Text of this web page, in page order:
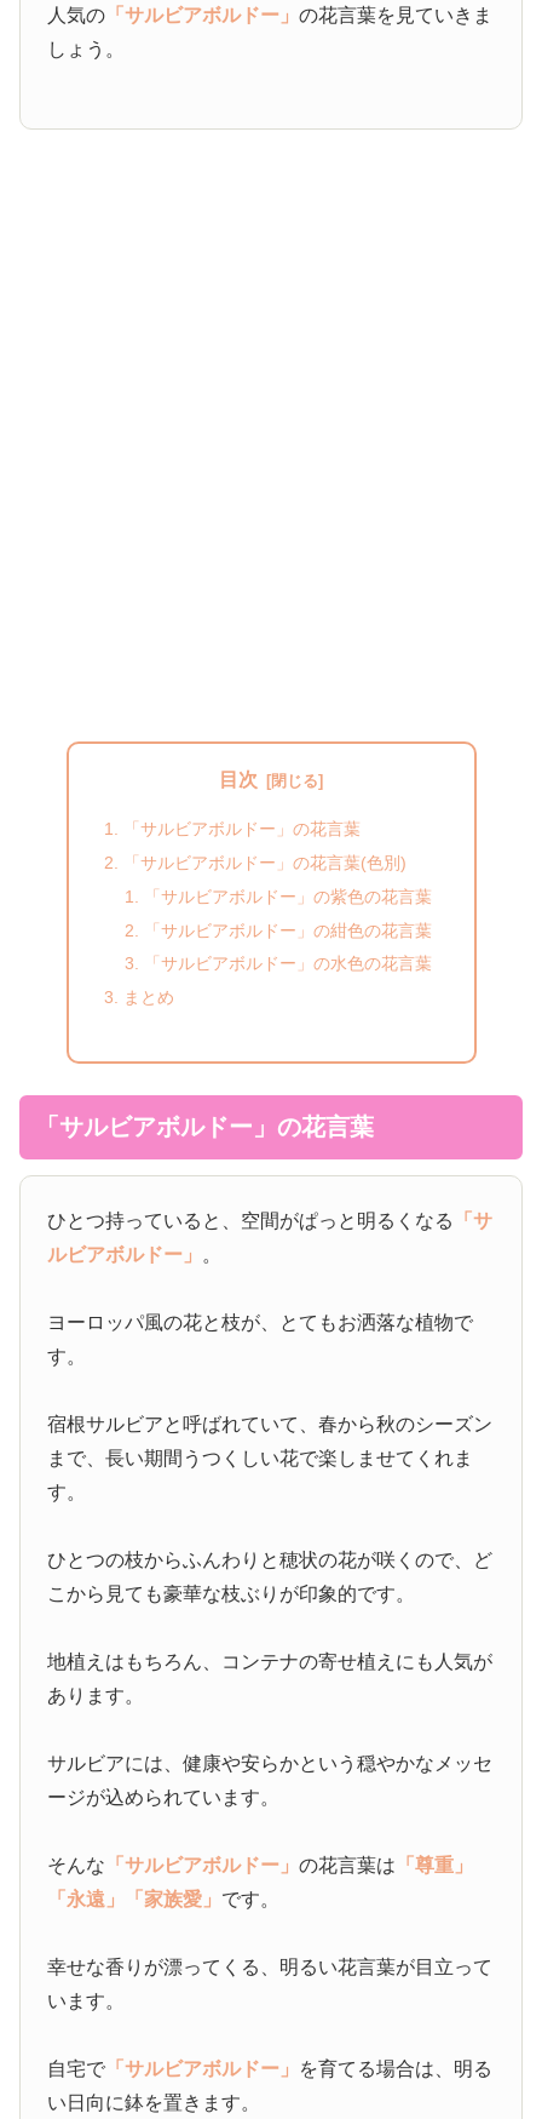
人気の 「サルビアボルドー」の花言葉を見ていきま
しょう。
目次
「サルビアボルドー」の花言葉
「サルビアボルドー」の花言葉(色別)
「サルビアボルドー」の紫色の花言葉
「サルビアボルドー」の紺色の花言葉
「サルビアボルドー」の水色の花言葉
まとめ
「サルビアボルドー」の花言葉
ひとつ持っていると、空間がぱっと明るくなる
「サ
ルビアボルドー」 。
ヨーロッパ風の花と枝が、とてもお洒落な植物で
す。
宿根サルビアと呼ばれていて、春から秋のシーズン
まで、長い期間うつくしい花で楽しませてくれま
す。
ひとつの枝からふんわりと穂状の花が咲くので、ど
こから見ても豪華な枝ぶりが印象的です。
地植えはもちろん、コンテナの寄せ植えにも人気が
あります。
サルビアには、健康や安らかという穏やかなメッセ
ージが込められています。
そんな 「サルビアボルドー」の花言葉は 「尊重」
「永遠」
「家族愛」 です。
幸せな香りが漂ってくる、明るい花言葉が目立って
います。
自宅で 「サルビアボルドー」 を育てる場合は、明る
い日向に鉢を置きます。